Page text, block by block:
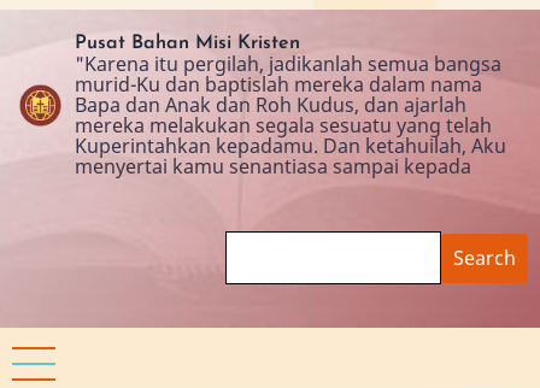
Skip
content
Pusat Bahan Misi Kristen
"Karena itu pergilah, jadikanlah semua bangsa
murid-Ku dan baptislah mereka dalam nama
Bapa dan Anak dan Roh Kudus, dan ajarlah
mereka melakukan segala sesuatu yang telah
Kuperintahkan kepadamu. Dan ketahuilah, Aku
menyertai kamu senantiasa sampai kepada